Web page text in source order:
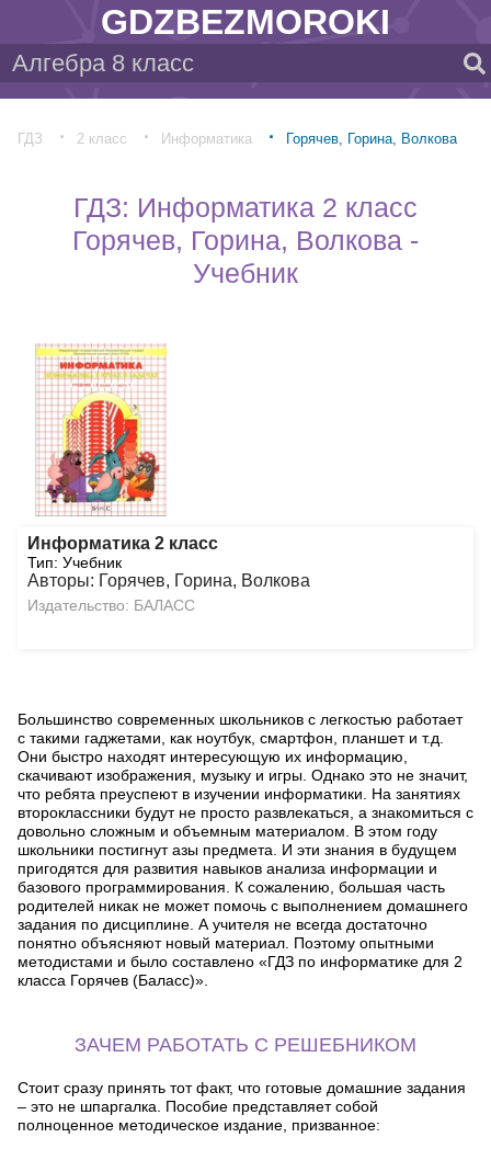
GDZBEZMOROKI
ГДЗ 2 класс Информатика Горячев, Горина, Волкова
ГДЗ: Информатика 2 класс
Горячев, Горина, Волкова -
Учебник
Информатика 2 класс
Тип: Учебник
Авторы: Горячев, Горина, Волкова
Издательство: БАЛАСС
Большинство современных школьников с легкостью работает
с такими гаджетами, как ноутбук, смартфон, планшет и т.д.
Они быстро находят интересующую их информацию,
скачивают изображения, музыку и игры. Однако это не значит,
что ребята преуспеют в изучении информатики. На занятиях
второклассники будут не просто развлекаться, а знакомиться с
довольно сложным и объемным материалом. В этом году
школьники постигнут азы предмета. И эти знания в будущем
пригодятся для развития навыков анализа информации и
базового программирования. К сожалению, большая часть
родителей никак не может помочь с выполнением домашнего
задания по дисциплине. А учителя не всегда достаточно
понятно объясняют новый материал. Поэтому опытными
методистами и было составлено «ГДЗ по информатике для 2
класса Горячев (Баласс)».
ЗАЧЕМ РАБОТАТЬ С РЕШЕБНИКОМ
Стоит сразу принять тот факт, что готовые домашние задания
– это не шпаргалка. Пособие представляет собой
полноценное методическое издание, призванное: